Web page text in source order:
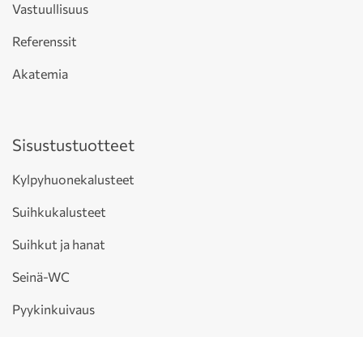
Vastuullisuus
Referenssit
Akatemia
Sisustustuotteet
Kylpyhuonekalusteet
Suihkukalusteet
Suihkut ja hanat
Seinä-WC
Pyykinkuivaus